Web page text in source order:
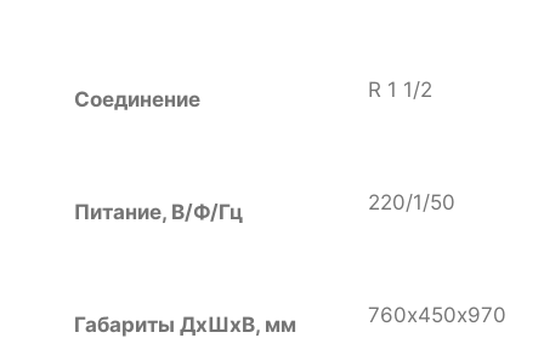
Соединение R 1 1/2
Питание, В/Ф/Гц 220/1/50
Габариты ДхШхВ, мм 760х450х970